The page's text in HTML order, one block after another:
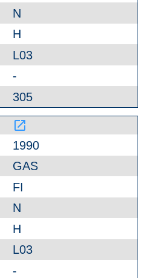
N
H
L03
-
305
launch
1990
GAS
FI
N
H
L03
-